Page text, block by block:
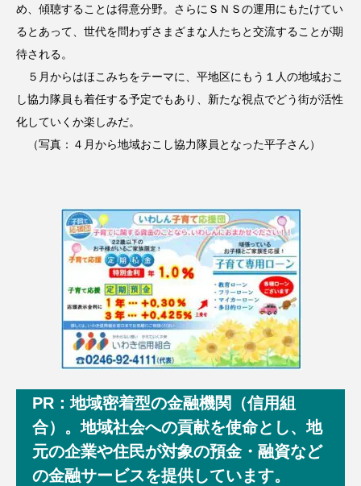
め、傾聴することは得意分野。さらにＳＮＳの運用にもたけてい
るとあって、世代を問わずさまざまな人たちと交流することが期
待される。
５月からはほこみちをテーマに、平地区にもう１人の地域おこ
し協力隊員も着任する予定でもあり、新たな視点でどう街が活性
化していくか楽しみだ。
（写真：４月から地域おこし協力隊員となった平子さん）
PR：地域密着型の金融機関（信用組
合）。地域社会への貢献を使命とし、地
元の企業や住民が対象の預金・融資など
の金融サービスを提供しています。